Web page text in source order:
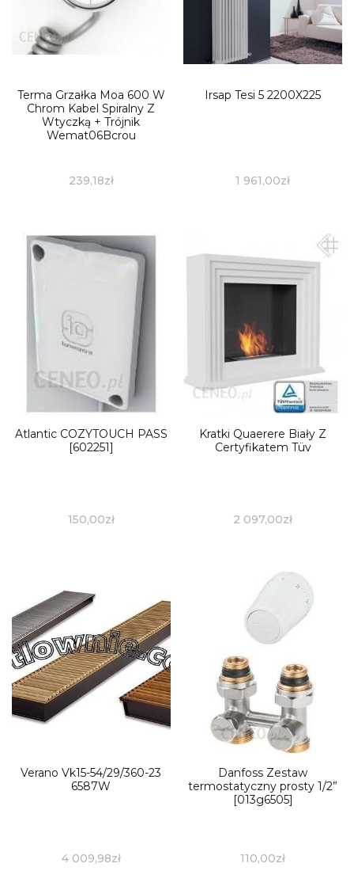
Terma Grzałka Moa 600 W
Chrom Kabel Spiralny Z
Wtyczką + Trójnik
Wemat06Bcrou
239,18zł
Irsap Tesi 5 2200X225
1 961,00zł
Atlantic COZYTOUCH PASS
[602251]
150,00zł
Kratki Quaerere Biały Z
Certyfikatem Tüv
2 097,00zł
Verano Vk15-54/29/360-23
6587W
4 009,98zł
Danfoss Zestaw
termostatyczny prosty 1/2”
[013g6505]
110,00zł